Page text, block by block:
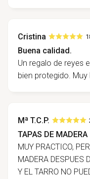
Cristina
Buena calidad.
Un regalo de reyes
bien protegido.
Mª T.C.P.
TAPAS DE MADERA
MUY PRACTICO,
MADERA DESPUES
Y EL TARRO NO